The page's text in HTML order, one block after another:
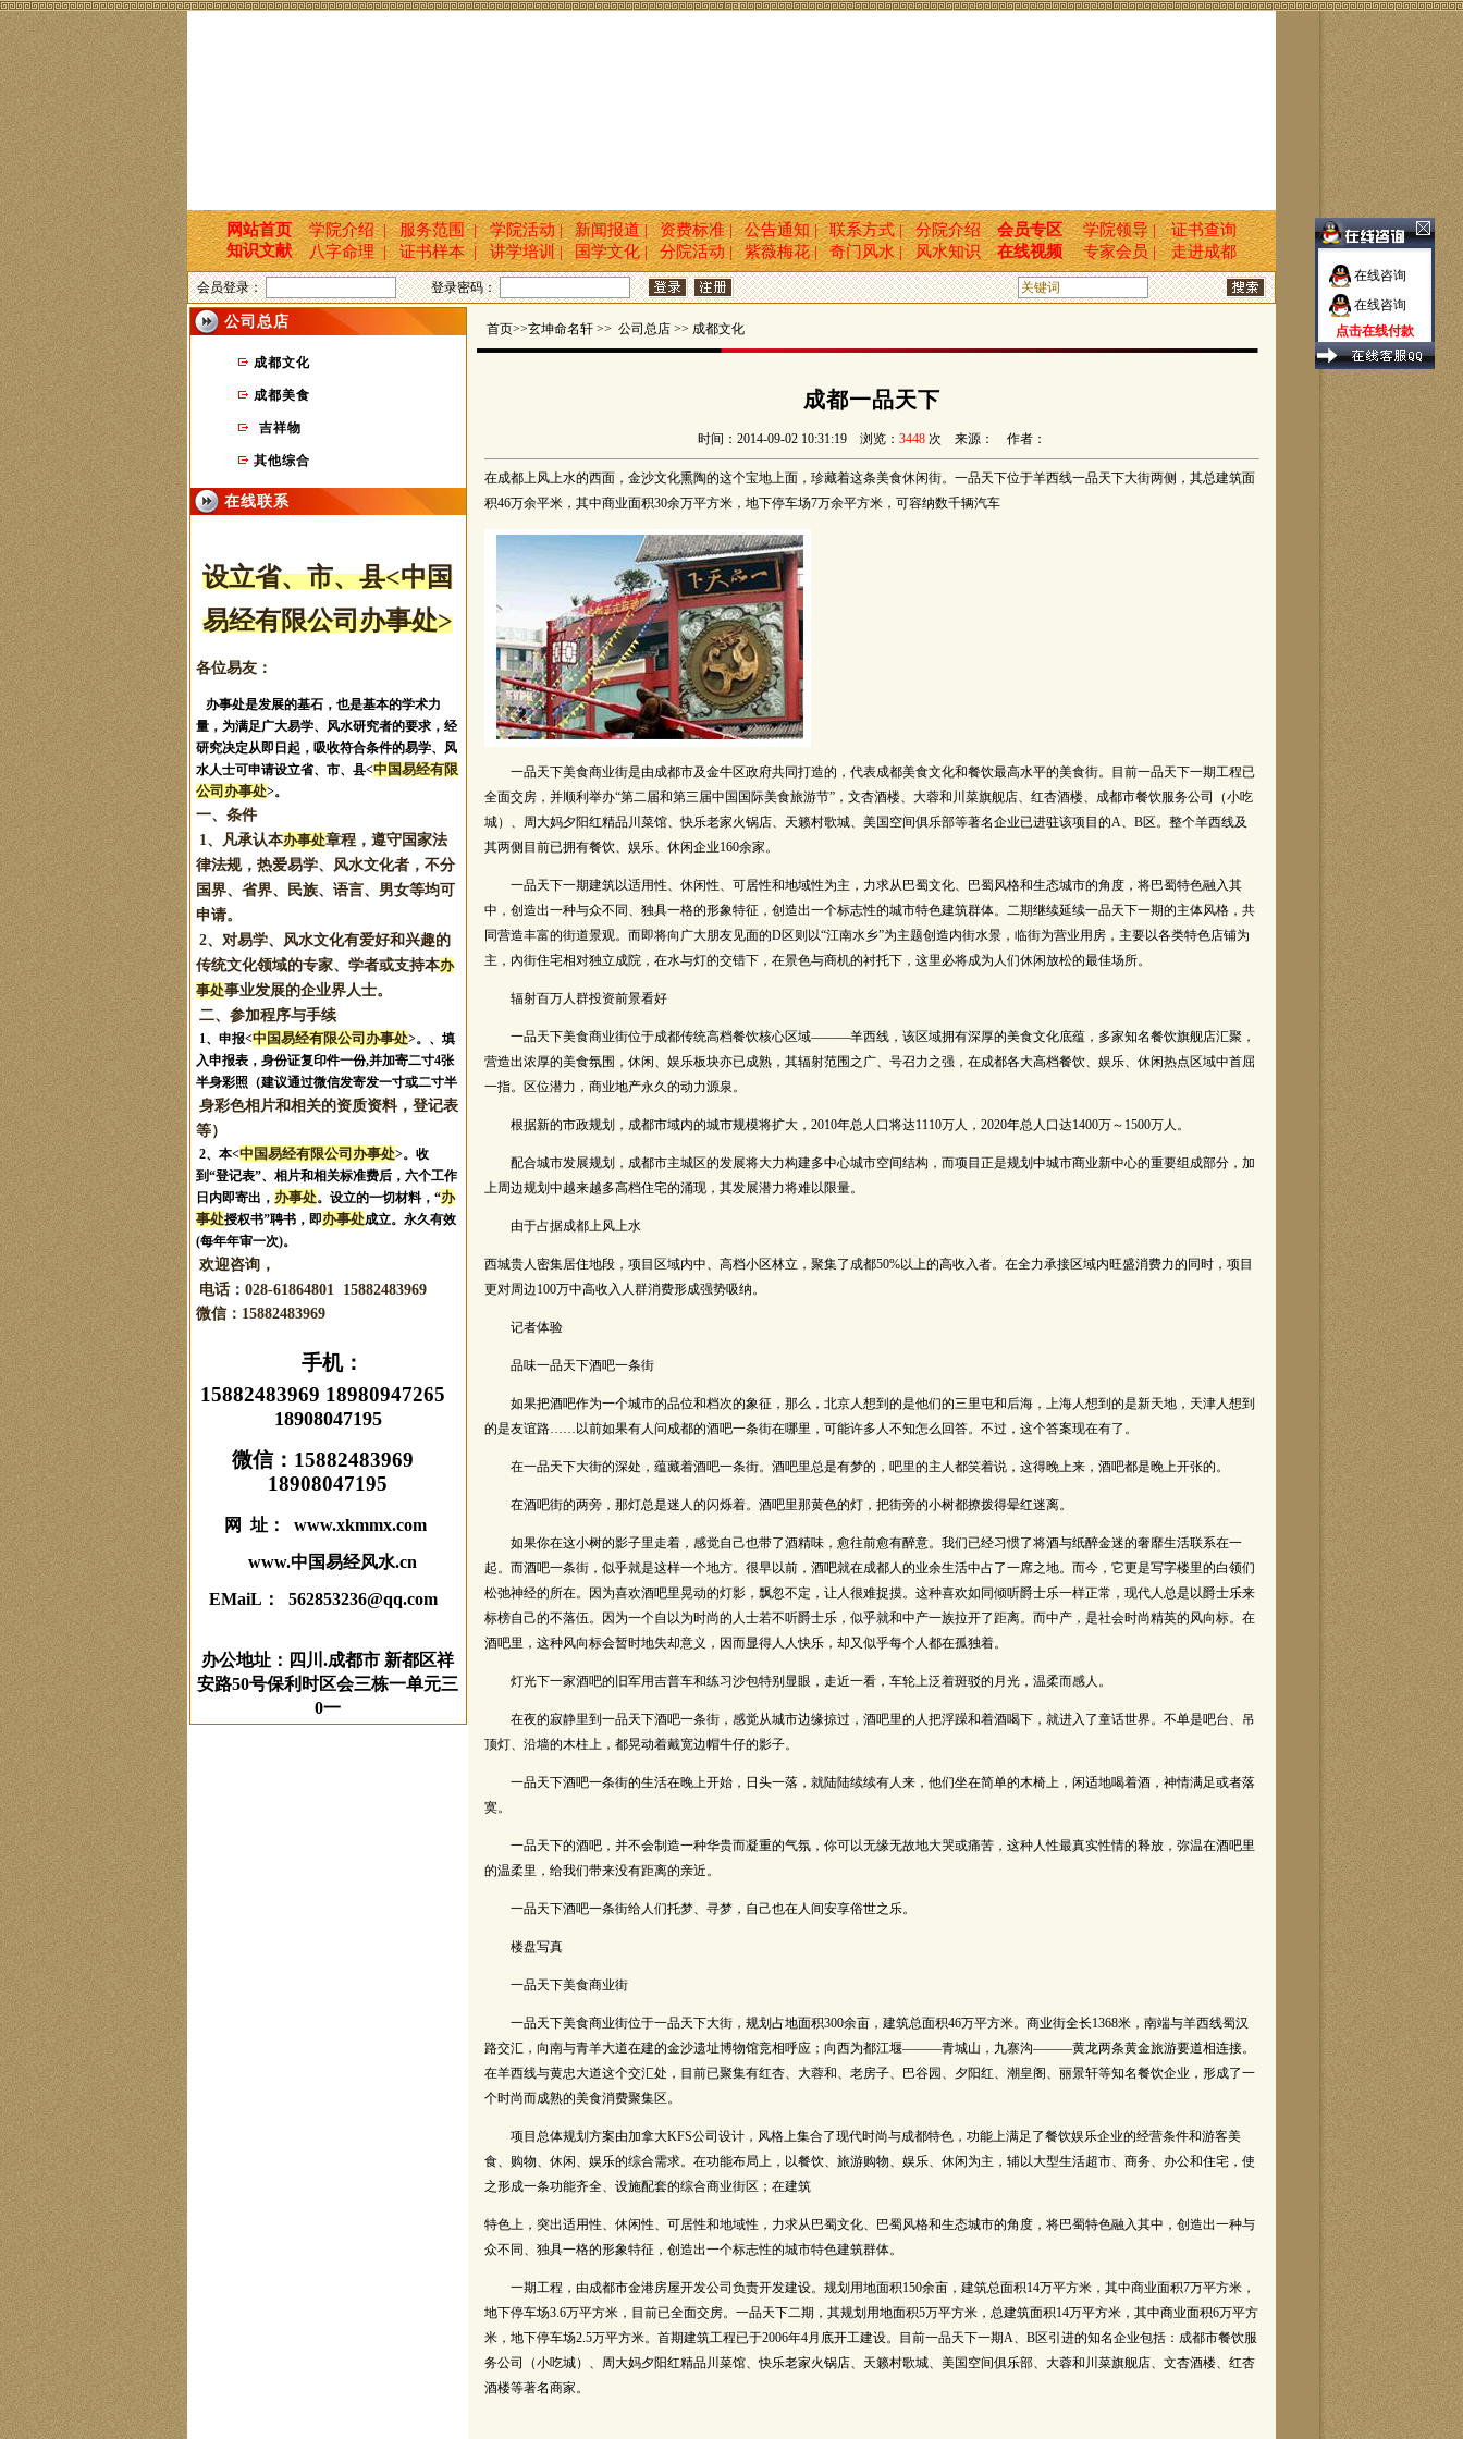
在线咨询
在线咨询
点击在线付款
网站首页 学院介绍 | 服务范围 | 学院活动 | 新闻报道 | 资费标准 | 公告通知 | 联系方式 | 分院介绍 会员专区 学院领导 |
证书查询
知识文献
八字命理 | 证书样本 | 讲学培训 | 国学文化 | 分院活动 | 紫薇梅花 | 奇门风水 | 风水知识 在线视频 专家会员 | 走进成都
会员登录： 登录密码：
公司总店
成都文化
成都美食
吉祥物
其他综合
在线联系
设立省、市、县<中国
易经有限公司办事处>
各位易友：
办事处是发展的基石，也是基本的学术力
量，为满足广大易学、风水研究者的要求，经
研究决定从即日起，吸收符合条件的易学、风
水人士可申请设立省、市、县<中国易经有限
公司办事处>。
一、条件
1、凡承认本办事处章程，遵守国家法
律法规，热爱易学、风水文化者，不分
国界、省界、民族、语言、男女等均可
申请。
2、对易学、风水文化有爱好和兴趣的
传统文化领域的专家、学者或支持本办
事处事业发展的企业界人士。
二、参加程序与手续
1、申报<中国易经有限公司办事处>。 、填
入申报表，身份证复印件一份,并加寄二寸4张
半身彩照（建议通过微信发寄发一寸或二寸半
身彩色相片和相关的资质资料，登记表
等）
2、本<中国易经有限公司办事处>。收
到“登记表”、相片和相关标准费后，六个工作
日内即寄出， 办事处。设立的一切材料，“办
事处授权书”聘书，即办事处成立。永久有效
(每年年审一次)。
欢迎咨询，
电话：028-61864801 15882483969
微信： 15882483969
手机：
15882483969 18980947265
18908047195
微信： 15882483969
18908047195
网 址： www.xkmmx.com
www.中国易经风水.cn
EMaiL： 562853236@qq.com
办公地址：四川.成都市 新都区祥
安路50号保利时区会三栋一单元三
0一
首页>>玄坤命名轩 >> 公司总店 >> 成都文化
成都一品天下
时间：2014-09-02 10:31:19 浏览： 3448 次 来源： 作者：
在成都上风上水的西面，金沙文化熏陶的这个宝地上面，珍藏着这条美食休闲街。一品天下位于羊西线一品天下大街两侧，其总建筑面
积46万余平米，其中商业面积30余万平方米，地下停车场7万余平方米，可容纳数千辆汽车
一品天下美食商业街是由成都市及金牛区政府共同打造的，代表成都美食文化和餐饮最高水平的美食街。目前一品天下一期工程已
全面交房，并顺利举办“第二届和第三届中国国际美食旅游节”，文杏酒楼、大蓉和川菜旗舰店、红杏酒楼、成都市餐饮服务公司（小吃
城）、周大妈夕阳红精品川菜馆、快乐老家火锅店、天籁村歌城、美国空间俱乐部等著名企业已进驻该项目的A、B区。整个羊西线及
其两侧目前已拥有餐饮、娱乐、休闲企业160余家。
一品天下一期建筑以适用性、休闲性、可居性和地域性为主，力求从巴蜀文化、巴蜀风格和生态城市的角度，将巴蜀特色融入其
中，创造出一种与众不同、独具一格的形象特征，创造出一个标志性的城市特色建筑群体。二期继续延续一品天下一期的主体风格，共
同营造丰富的街道景观。而即将向广大朋友见面的D区则以“江南水乡”为主题创造内街水景，临街为营业用房，主要以各类特色店铺为
主，內街住宅相对独立成院，在水与灯的交错下，在景色与商机的衬托下，这里必将成为人们休闲放松的最佳场所。
辐射百万人群投资前景看好
一品天下美食商业街位于成都传统高档餐饮核心区域———羊西线，该区域拥有深厚的美食文化底蕴，多家知名餐饮旗舰店汇聚，
营造出浓厚的美食氛围，休闲、娱乐板块亦已成熟，其辐射范围之广、号召力之强，在成都各大高档餐饮、娱乐、休闲热点区域中首屈
一指。区位潜力，商业地产永久的动力源泉。
根据新的市政规划，成都市域内的城市规模将扩大，2010年总人口将达1110万人，2020年总人口达1400万～1500万人。
配合城市发展规划，成都市主城区的发展将大力构建多中心城市空间结构，而项目正是规划中城市商业新中心的重要组成部分，加
上周边规划中越来越多高档住宅的涌现，其发展潜力将难以限量。
由于占据成都上风上水
西城贵人密集居住地段，项目区域内中、高档小区林立，聚集了成都50%以上的高收入者。在全力承接区域内旺盛消费力的同时，项目
更对周边100万中高收入人群消费形成强势吸纳。
记者体验
品味一品天下酒吧一条街
如果把酒吧作为一个城市的品位和档次的象征，那么，北京人想到的是他们的三里屯和后海，上海人想到的是新天地，天津人想到
的是友谊路……以前如果有人问成都的酒吧一条街在哪里，可能许多人不知怎么回答。不过，这个答案现在有了。
在一品天下大街的深处，蕴藏着酒吧一条街。酒吧里总是有梦的，吧里的主人都笑着说，这得晚上来，酒吧都是晚上开张的。
在酒吧街的两旁，那灯总是迷人的闪烁着。酒吧里那黄色的灯，把街旁的小树都撩拨得晕红迷离。
如果你在这小树的影子里走着，感觉自己也带了酒精味，愈往前愈有醉意。我们已经习惯了将酒与纸醉金迷的奢靡生活联系在一
起。而酒吧一条街，似乎就是这样一个地方。很早以前，酒吧就在成都人的业余生活中占了一席之地。而今，它更是写字楼里的白领们
松弛神经的所在。因为喜欢酒吧里晃动的灯影，飘忽不定，让人很难捉摸。这种喜欢如同倾听爵士乐一样正常，现代人总是以爵士乐来
标榜自己的不落伍。因为一个自以为时尚的人士若不听爵士乐，似乎就和中产一族拉开了距离。而中产，是社会时尚精英的风向标。在
酒吧里，这种风向标会暂时地失却意义，因而显得人人快乐，却又似乎每个人都在孤独着。
灯光下一家酒吧的旧军用吉普车和练习沙包特别显眼，走近一看，车轮上泛着斑驳的月光，温柔而感人。
在夜的寂静里到一品天下酒吧一条街，感觉从城市边缘掠过，酒吧里的人把浮躁和着酒喝下，就进入了童话世界。不单是吧台、吊
顶灯、沿墙的木柱上，都晃动着戴宽边帽牛仔的影子。
一品天下酒吧一条街的生活在晚上开始，日头一落，就陆陆续续有人来，他们坐在简单的木椅上，闲适地喝着酒，神情满足或者落
寞。
一品天下的酒吧，并不会制造一种华贵而凝重的气氛，你可以无缘无故地大哭或痛苦，这种人性最真实性情的释放，弥温在酒吧里
的温柔里，给我们带来没有距离的亲近。
一品天下酒吧一条街给人们托梦、寻梦，自己也在人间安享俗世之乐。
楼盘写真
一品天下美食商业街
一品天下美食商业街位于一品天下大街，规划占地面积300余亩，建筑总面积46万平方米。商业街全长1368米，南端与羊西线蜀汉
路交汇，向南与青羊大道在建的金沙遗址博物馆竞相呼应；向西为都江堰———青城山，九寨沟———黄龙两条黄金旅游要道相连接。
在羊西线与黄忠大道这个交汇处，目前已聚集有红杏、大蓉和、老房子、巴谷园、夕阳红、潮皇阁、丽景轩等知名餐饮企业，形成了一
个时尚而成熟的美食消费聚集区。
项目总体规划方案由加拿大KFS公司设计，风格上集合了现代时尚与成都特色，功能上满足了餐饮娱乐企业的经营条件和游客美
食、购物、休闲、娱乐的综合需求。在功能布局上，以餐饮、旅游购物、娱乐、休闲为主，辅以大型生活超市、商务、办公和住宅，使
之形成一条功能齐全、设施配套的综合商业街区；在建筑
特色上，突出适用性、休闲性、可居性和地域性，力求从巴蜀文化、巴蜀风格和生态城市的角度，将巴蜀特色融入其中，创造出一种与
众不同、独具一格的形象特征，创造出一个标志性的城市特色建筑群体。
一期工程，由成都市金港房屋开发公司负责开发建设。规划用地面积150余亩，建筑总面积14万平方米，其中商业面积7万平方米，
地下停车场3.6万平方米，目前已全面交房。一品天下二期，其规划用地面积5万平方米，总建筑面积14万平方米，其中商业面积6万平方
米，地下停车场2.5万平方米。首期建筑工程已于2006年4月底开工建设。目前一品天下一期A、B区引进的知名企业包括：成都市餐饮服
务公司（小吃城）、周大妈夕阳红精品川菜馆、快乐老家火锅店、天籁村歌城、美国空间俱乐部、大蓉和川菜旗舰店、文杏酒楼、红杏
酒楼等著名商家。